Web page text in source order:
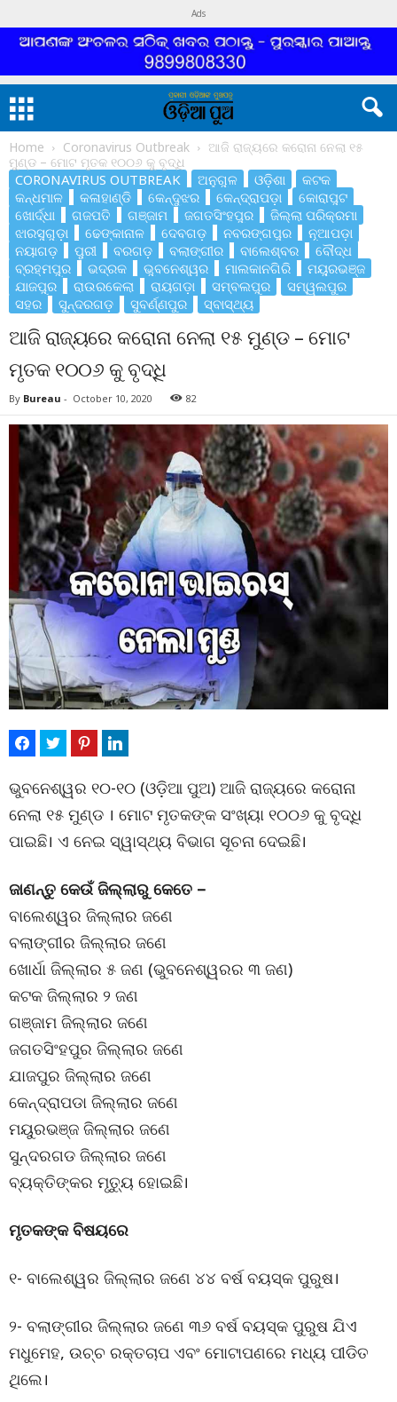
Ads
Home Coronavirus Outbreak
ଆଜି ରାଜ୍ୟରେ କରୋନା ନେଲା ୧୫
ମୁଣ୍ଡ – ମୋଟ ମୃତକ ୧୦୦୬ କୁ ବୃଦ୍ଧି
CORONAVIRUS OUTBREAK ଅନୁଗୁଳ ଓଡ଼ିଶା
କଟକ
କନ୍ଧମାଳ
କଳାହାଣ୍ଡି କେନ୍ଦୁଝର କେନ୍ଦ୍ରାପଡ଼ା
କୋରାପୁଟ
ଖୋର୍ଦ୍ଧା
ଗଜପତି ଗଞ୍ଜାମ ଜଗତସିଂହପୁର
ଜିଲ୍ଲା ପରିକ୍ରମା
ଝାରସୁଗୁଡ଼ା
ଢେଙ୍କାନାଳ ଦେବଗଡ଼ ନବରଙ୍ଗପୁର
ନୂଆପଡ଼ା
ନୟାଗଡ଼
ପୁରୀ ବରଗଡ଼ ବଲାଙ୍ଗୀର ବାଲେଶ୍ବର
ବୌଦ୍ଧ
ବ୍ରହ୍ମପୁର
ଭଦ୍ରକ ଭୁବନେଶ୍ୱର ମାଲକାନଗିରି
ମୟୁରଭଞ୍ଜ
ଯାଜପୁର
ରାଉରକେଲା ରାୟଗଡ଼ା ସମ୍ବଲପୁର
ସମ୍ୱଲପୁର
ସହର
ସୁନ୍ଦରଗଡ଼ ସୁବର୍ଣ୍ଣପୁର ସ୍ବାସ୍ଥ୍ୟ
ଆଜି ରାଜ୍ୟରେ କରୋନା ନେଲା ୧୫ ମୁଣ୍ଡ – ମୋଟ
ମୃତକ ୧୦୦୬ କୁ ବୃଦ୍ଧି
By Bureau - October 10, 2020 82
ଭୁବନେଶ୍ୱର ୧୦-୧୦ (ଓଡ଼ିଆ ପୁଅ) ଆଜି ରାଜ୍ୟରେ କରୋନା
ନେଲା ୧୫ ମୁଣ୍ଡ । ମୋଟ ମୃତକଙ୍କ ସଂଖ୍ୟା ୧୦୦୬ କୁ ବୃଦ୍ଧି
ପାଇଛି। ଏ ନେଇ ସ୍ୱାସ୍ଥ୍ୟ ବିଭାଗ ସୂଚନା ଦେଇଛି।
ଜାଣନ୍ତୁ କେଉଁ ଜିଲ୍ଲାରୁ କେତେ –
ବାଲେଶ୍ୱର ଜିଲ୍ଲାର ଜଣେ
ବଲାଙ୍ଗୀର ଜିଲ୍ଲାର ଜଣେ
ଖୋର୍ଧା ଜିଲ୍ଲାର ୫ ଜଣ (ଭୁବନେଶ୍ୱରର ୩ ଜଣ)
କଟକ ଜିଲ୍ଲାର ୨ ଜଣ
ଗଞ୍ଜାମ ଜିଲ୍ଲାର ଜଣେ
ଜଗତସିଂହପୁର ଜିଲ୍ଲାର ଜଣେ
ଯାଜପୁର ଜିଲ୍ଲାର ଜଣେ
କେନ୍ଦ୍ରାପଡା ଜିଲ୍ଲାର ଜଣେ
ମୟୁରଭଞ୍ଜ ଜିଲ୍ଲାର ଜଣେ
ସୁନ୍ଦରଗଡ ଜିଲ୍ଲାର ଜଣେ
ବ୍ୟକ୍ତିଙ୍କର ମୃତ୍ୟୁ ହୋଇଛି।
ମୃତକଙ୍କ ବିଷୟରେ
୧- ବାଲେଶ୍ୱର ଜିଲ୍ଲାର ଜଣେ ୪୪ ବର୍ଷ ବୟସ୍କ ପୁରୁଷ।
୨- ବଲାଙ୍ଗୀର ଜିଲ୍ଲାର ଜଣେ ୩୬ ବର୍ଷ ବୟସ୍କ ପୁରୁଷ ଯିଏ
ମଧୁମେହ, ଉଚ୍ଚ ରକ୍ତଚାପ ଏବଂ ମୋଟାପଣରେ ମଧ୍ୟ ପୀଡିତ
ଥିଲେ।